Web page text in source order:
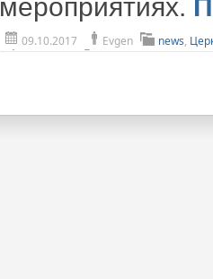
мероприятиях.
09.10.2017 Evgen news,